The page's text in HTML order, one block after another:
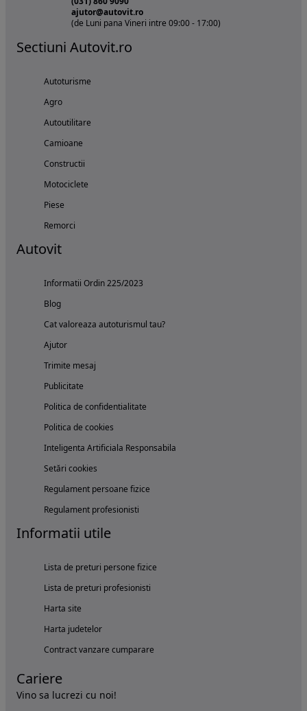
ajutor@autovit.ro
(de Luni pana Vineri intre 09:00 - 17:00)
Sectiuni Autovit.ro
Autoturisme
Agro
Autoutilitare
Camioane
Constructii
Motociclete
Piese
Remorci
Autovit
Informatii Ordin 225/2023
Blog
Cat valoreaza autoturismul tau?
Ajutor
Trimite mesaj
Publicitate
Politica de confidentialitate
Politica de cookies
Inteligenta Artificiala Responsabila
Setări cookies
Regulament persoane fizice
Regulament profesionisti
Informatii utile
Lista de preturi persone fizice
Lista de preturi profesionisti
Harta site
Harta judetelor
Contract vanzare cumparare
Cariere
Vino sa lucrezi cu noi!